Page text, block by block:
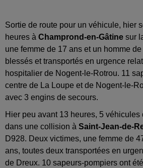
Sortie de route pour un véhicule, hier
heures à Champrond-en-Gâtine sur
une femme de 17 ans et un homme
blessés et transportés en urgence
hospitalier de Nogent-le-Rotrou. 11
centre de La Loupe et de Nogent-le-
avec 3 engins de secours.
Hier peu avant 13 heures, 5
dans une collision à Saint-Jean-de-
D928. Deux victimes, une femme de
ans, toutes deux transportées en
de Dreux. 10 sapeurs-pompiers ont